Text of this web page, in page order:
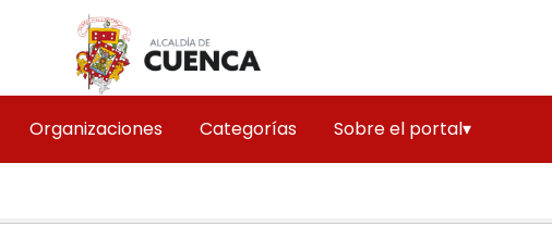
Organizaciones Categorías Sobre el portal▾